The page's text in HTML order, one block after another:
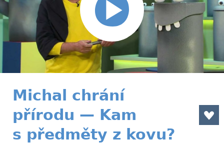
Michal chrání
přírodu — Kam
s předměty z kovu?